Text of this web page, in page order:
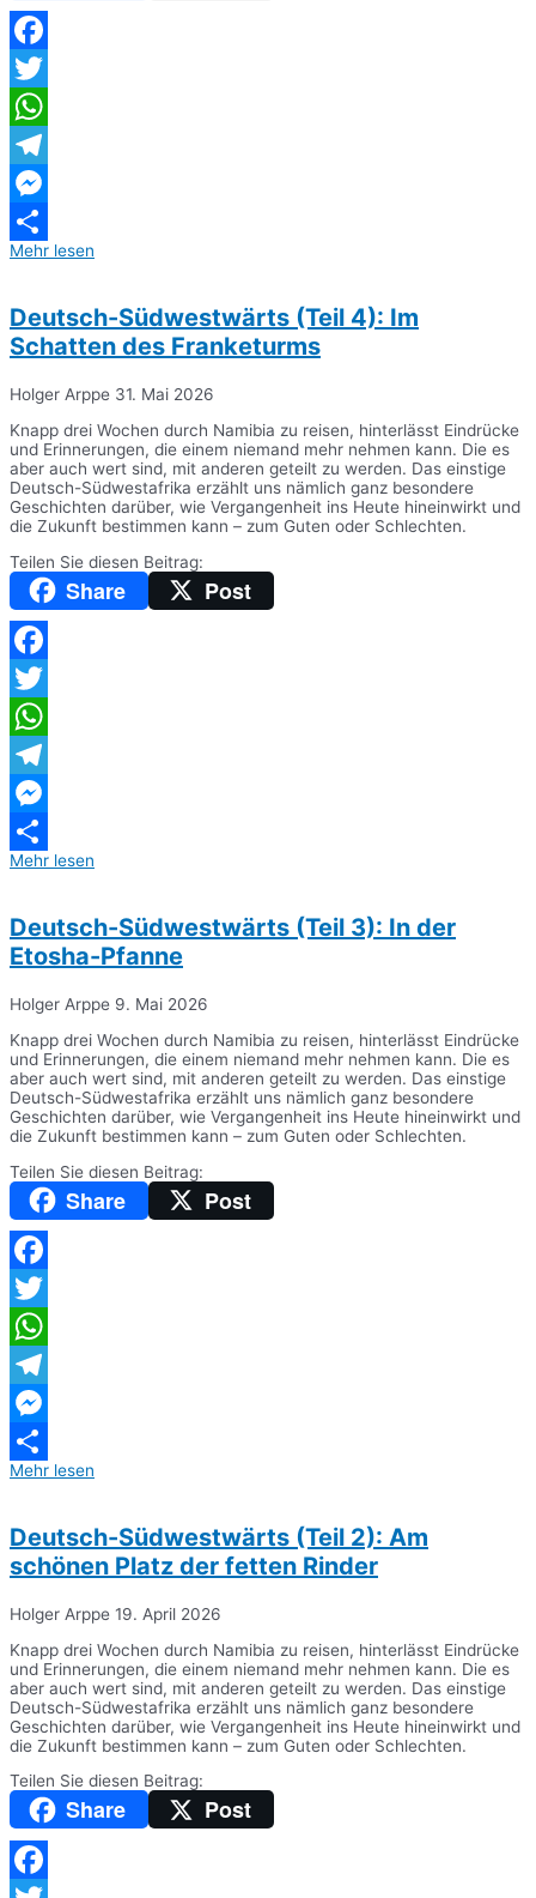
Facebook
Twitter
WhatsApp
Telegram
Messenger
Teilen
Mehr lesen
Deutsch-Südwestwärts (Teil 4): Im
Schatten des Franketurms
Holger Arppe 31. Mai 2026
Knapp drei Wochen durch Namibia zu reisen, hinterlässt Eindrücke
und Erinnerungen, die einem niemand mehr nehmen kann. Die es
aber auch wert sind, mit anderen geteilt zu werden. Das einstige
Deutsch-Südwestafrika erzählt uns nämlich ganz besondere
Geschichten darüber, wie Vergangenheit ins Heute hineinwirkt und
die Zukunft bestimmen kann – zum Guten oder Schlechten.
Teilen Sie diesen Beitrag:
Share Post
Facebook
Twitter
WhatsApp
Telegram
Messenger
Teilen
Mehr lesen
Deutsch-Südwestwärts (Teil 3): In der
Etosha-Pfanne
Holger Arppe 9. Mai 2026
Knapp drei Wochen durch Namibia zu reisen, hinterlässt Eindrücke
und Erinnerungen, die einem niemand mehr nehmen kann. Die es
aber auch wert sind, mit anderen geteilt zu werden. Das einstige
Deutsch-Südwestafrika erzählt uns nämlich ganz besondere
Geschichten darüber, wie Vergangenheit ins Heute hineinwirkt und
die Zukunft bestimmen kann – zum Guten oder Schlechten.
Teilen Sie diesen Beitrag:
Share Post
Facebook
Twitter
WhatsApp
Telegram
Messenger
Teilen
Mehr lesen
Deutsch-Südwestwärts (Teil 2): Am
schönen Platz der fetten Rinder
Holger Arppe 19. April 2026
Knapp drei Wochen durch Namibia zu reisen, hinterlässt Eindrücke
und Erinnerungen, die einem niemand mehr nehmen kann. Die es
aber auch wert sind, mit anderen geteilt zu werden. Das einstige
Deutsch-Südwestafrika erzählt uns nämlich ganz besondere
Geschichten darüber, wie Vergangenheit ins Heute hineinwirkt und
die Zukunft bestimmen kann – zum Guten oder Schlechten.
Teilen Sie diesen Beitrag:
Share Post